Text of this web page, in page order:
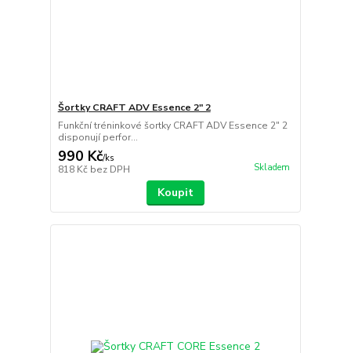
Šortky CRAFT ADV Essence 2" 2
Funkční tréninkové šortky CRAFT ADV Essence 2" 2
disponují perfor...
990 Kč/ks
818 Kč bez DPH Skladem
Koupit